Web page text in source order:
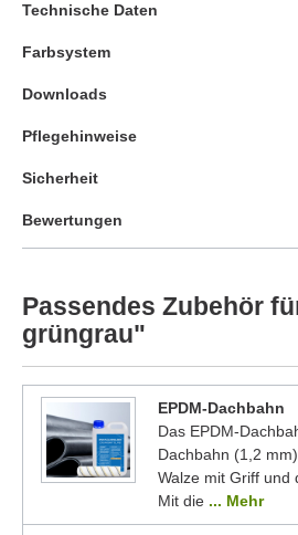
Technische Daten
Farbsystem
Downloads
Pflegehinweise
Sicherheit
Bewertungen
Passendes Zubehör
grüngrau"
EPDM-Dachbahn
Das EPDM-
Dachbahn (1,2
Walze mit Griff und
Mit die ... Mehr